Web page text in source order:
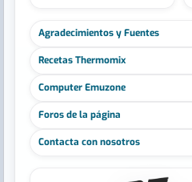
Agradecimientos y Fuentes
Recetas Thermomix
Computer Emuzone
Foros de la página
Contacta con nosotros